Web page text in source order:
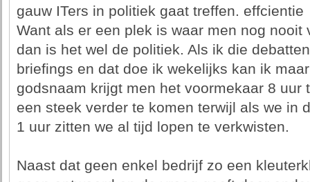
gauw ITers in politiek gaat treffen. effcientie
Want als er een plek is waar men nog
dan is het wel de politiek. Als ik die
briefings en dat doe ik wekelijks kan ik
godsnaam krijgt men het voormekaar 8 uur
een steek verder te komen terwijl als we in
1 uur zitten we al tijd lopen te verkwisten.
Naast dat geen enkel bedrijf zo een